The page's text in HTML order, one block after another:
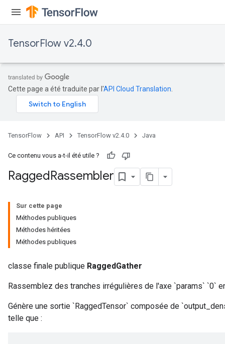
TensorFlow v2.4.0
Cette page a été traduite par l'API Cloud Translation
TensorFlow API TensorFlow v2.4.0 Java
Ce contenu vous a-t-il été utile ?
RaggedRassembler
Sur cette page
Méthodes publiques
Méthodes héritées
Méthodes publiques
classe finale publique RaggedGather
Rassemblez des tranches irrégulières de l'axe `params` `0`
Génère une sortie `RaggedTensor` composée de
telle que :